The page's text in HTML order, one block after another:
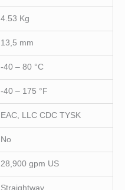
4.53 Kg
13,5 mm
-40 – 80 °C
-40 – 175 °F
EAC, LLC CDC TYSK
No
28,900 gpm US
Straightway